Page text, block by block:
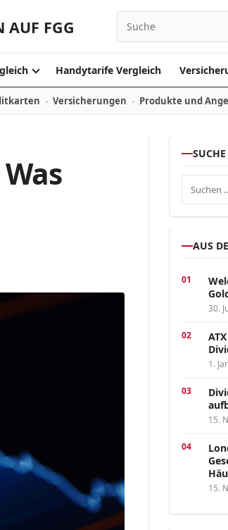
AUF FGG Suchen nach:
Handytarife Vergleich
Versicherungen Produkte und
SUCHE
Suchen
AUS
30.
1.
15.
15.